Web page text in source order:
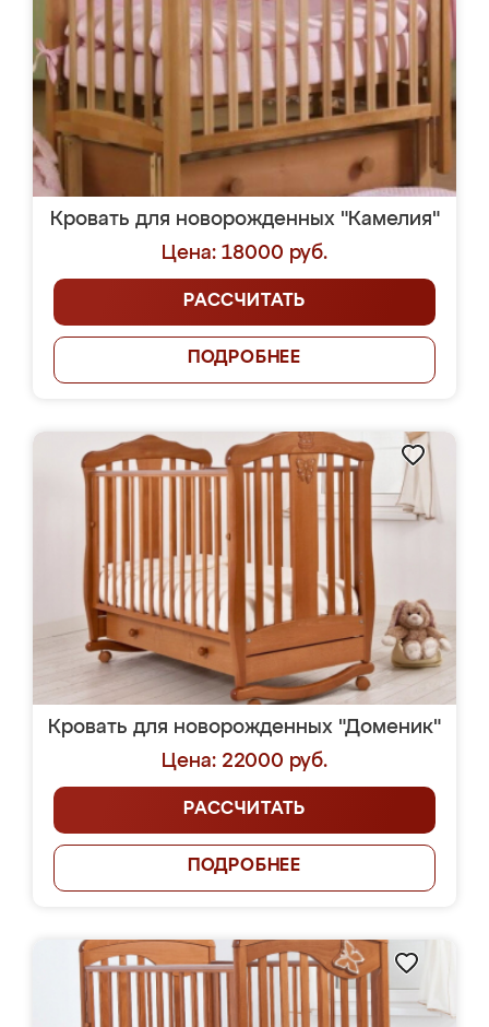
Кровать для новорожденных "Камелия"
Цена: 18000 руб.
РАССЧИТАТЬ
ПОДРОБНЕЕ
Кровать для новорожденных "Доменик"
Цена: 22000 руб.
РАССЧИТАТЬ
ПОДРОБНЕЕ